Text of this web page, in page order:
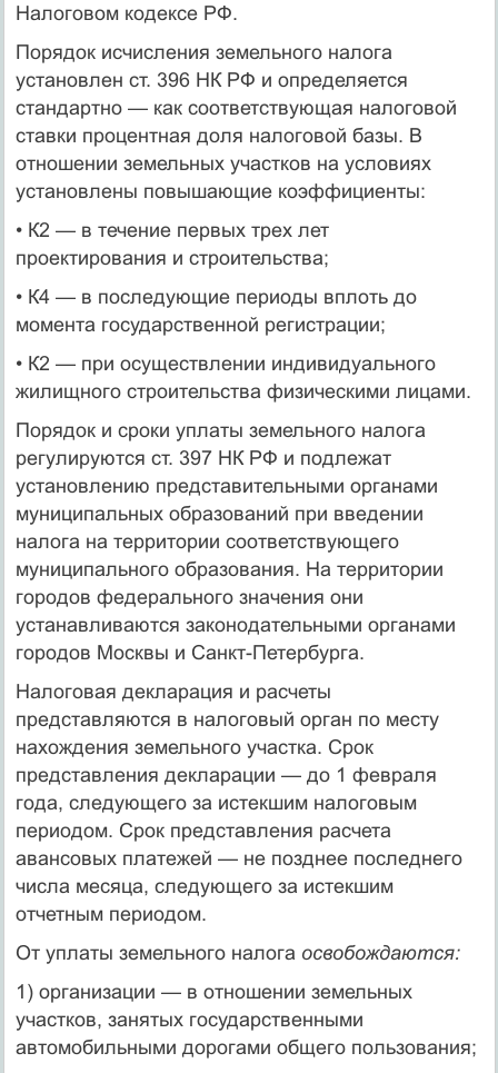
Налоговом кодексе РФ.
Порядок исчисления земельного налога
установлен ст. 396 НК РФ и определяется
стандартно — как соответствующая налоговой
ставки процентная доля налоговой базы. В
отношении земельных участков на условиях
установлены повышающие коэффициенты:
• К2 — в течение первых трех лет
проектирования и строи­тельства;
• К4 — в последующие периоды вплоть до
момента государ­ственной регистрации;
• К2 — при осуществлении индивидуального
жилищного строительства физическими лицами.
Порядок и сроки уплаты земельного налога
регулируются ст. 397 НК РФ и подлежат
установлению представительными орга­нами
муниципальных образований при введении
налога на терри­тории соответствующего
муниципального образования. На террито­рии
городов федерального значения они
устанавливаются законода­тельными органами
городов Москвы и Санкт-Петербурга.
Налоговая декларация и расчеты
представляются в налоговый орган по месту
нахождения земельного участка. Срок
представле­ния декларации — до 1 февраля
года, следующего за истекшим на­логовым
периодом. Срок представления расчета
авансовых плате­жей — не позднее последнего
числа месяца, следующего за истек­шим
отчетным периодом.
От уплаты земельного налога освобождаются:
1) организации — в отношении земельных
участков, занятых государственными
автомобильными дорогами общего пользования;